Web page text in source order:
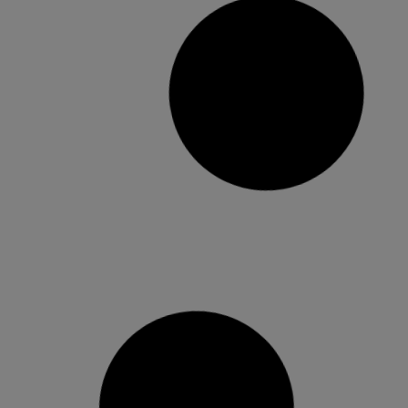
El Centre de Formació de Persones
Adultes de Picassent comença el
curs amb prop d’un miler
d’alumnes
Entre les novetats, destaca la possibilitat de
24 setembre, 2018 No hi ha comentaris